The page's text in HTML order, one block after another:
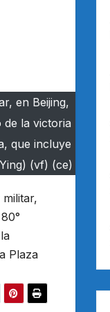
en Beijing,
de la victoria
que incluye
(vf) (ce)
Plaza